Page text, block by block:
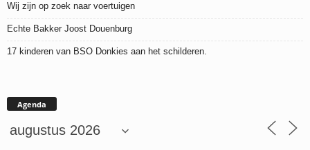
Wij zijn op zoek naar voertuigen
Echte Bakker Joost Douenburg
17 kinderen van BSO Donkies aan het schilderen.
Agenda